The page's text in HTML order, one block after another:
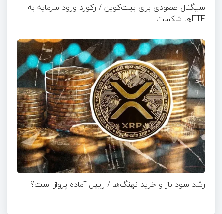
سیگنال صعودی برای بیت‌کوین / رکورد ورود سرمایه به
ETFها شکست
رشد سود باز و خرید نهنگ‌ها / ریپل آماده پرواز است؟